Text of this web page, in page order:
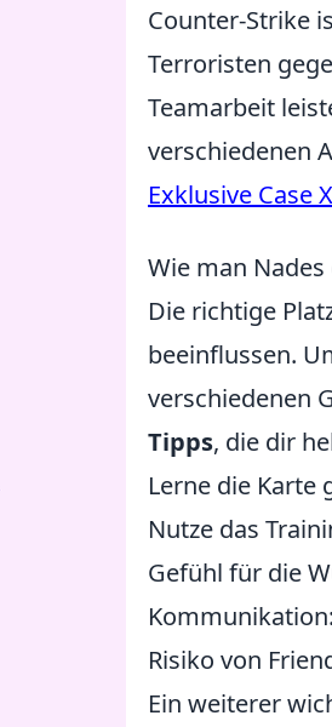
Counter-Strike
Terroristen
Teamarbeit
verschiedenen
Exklusive Case
Wie man
Die richtige
beeinflussen.
verschiedenen
Tipps, die dir
Lerne die Karte
Nutze das
Gefühl für die
Risiko von
Ein weiterer